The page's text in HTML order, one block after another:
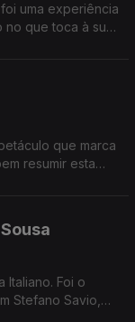
uma experiência
no que toca à sua
que marca
resumir esta
Italiano. Foi o
Stefano Savio,